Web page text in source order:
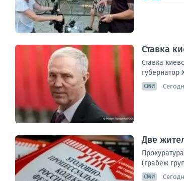
Ставка
Ставка
СМИ
Две
(грабёж
СМИ